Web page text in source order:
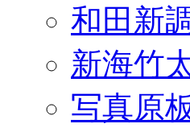
和田新
新海竹
写真原